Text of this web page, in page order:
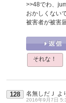
>>48でわ、
おかしくない
被害者が被害
それな！
128 名無しだＪ よ
2016年9月7日